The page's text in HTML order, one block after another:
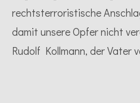
rechtsterroristische
damit unsere Opfer nicht
Rudolf Kollmann, der Vater